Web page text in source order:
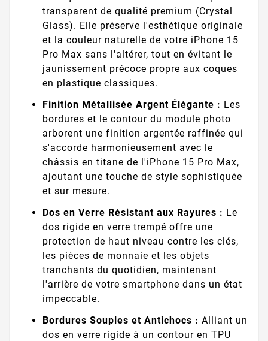
transparent de qualité premium (Crystal
Glass). Elle préserve l'esthétique originale
et la couleur naturelle de votre iPhone 15
Pro Max sans l'altérer, tout en évitant le
jaunissement précoce propre aux coques
en plastique classiques.
Finition Métallisée Argent Élégante : Les
bordures et le contour du module photo
arborent une finition argentée raffinée qui
s'accorde harmonieusement avec le
châssis en titane de l'iPhone 15 Pro Max,
ajoutant une touche de style sophistiquée
et sur mesure.
Dos en Verre Résistant aux Rayures : Le
dos rigide en verre trempé offre une
protection de haut niveau contre les clés,
les pièces de monnaie et les objets
tranchants du quotidien, maintenant
l'arrière de votre smartphone dans un état
impeccable.
Bordures Souples et Antichocs : Alliant un
dos en verre rigide à un contour en TPU